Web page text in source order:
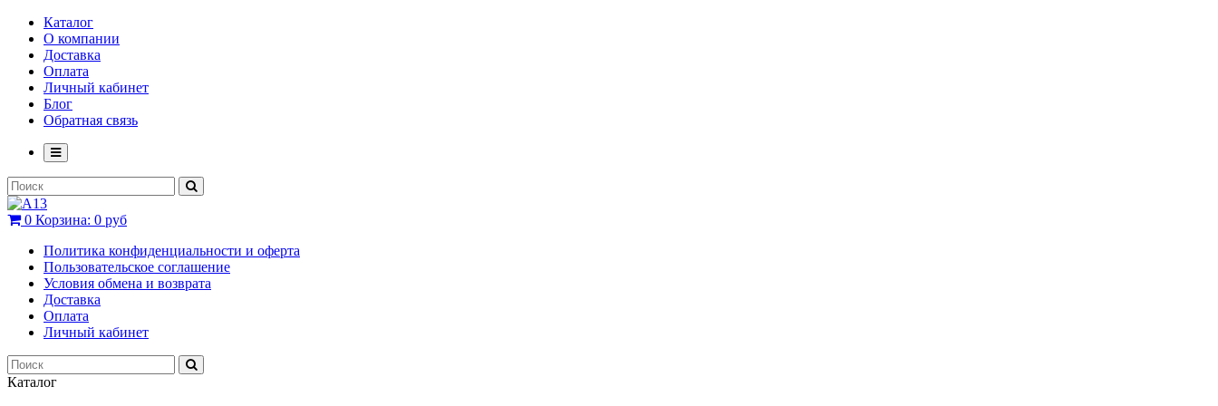
Каталог
О компании
Доставка
Оплата
Личный кабинет
Блог
Обратная связь
0 Корзина: 0 руб
Политика конфиденциальности и оферта
Пользовательское соглашение
Условия обмена и возврата
Доставка
Оплата
Личный кабинет
Каталог